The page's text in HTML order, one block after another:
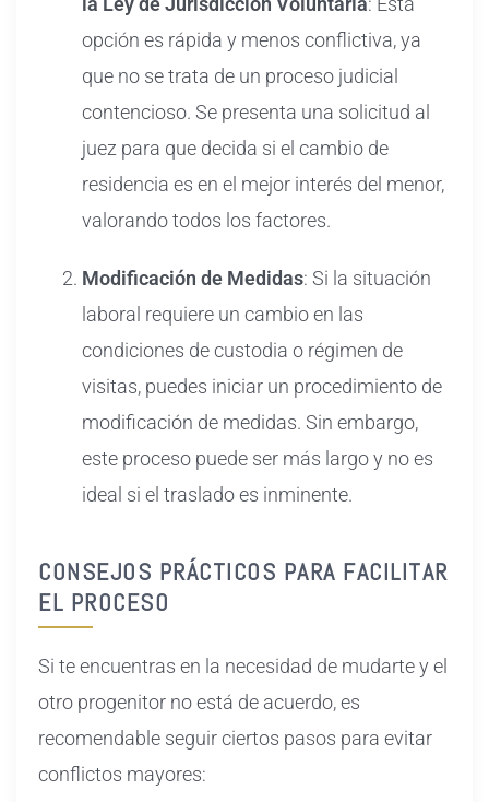
opción es rápida y menos conflictiva, ya
que no se trata de un proceso judicial
contencioso. Se presenta una solicitud al
juez para que decida si el cambio de
residencia es en el mejor interés del menor,
valorando todos los factores.
Modificación de Medidas: Si la situación
laboral requiere un cambio en las
condiciones de custodia o régimen de
visitas, puedes iniciar un procedimiento de
modificación de medidas. Sin embargo,
este proceso puede ser más largo y no es
ideal si el traslado es inminente.
CONSEJOS PRÁCTICOS PARA FACILITAR
EL PROCESO
Si te encuentras en la necesidad de mudarte y el
otro progenitor no está de acuerdo, es
recomendable seguir ciertos pasos para evitar
conflictos mayores: